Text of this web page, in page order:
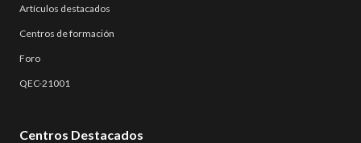
Artículos destacados
Centros de formación
Foro
QEC-21001
Centros Destacados